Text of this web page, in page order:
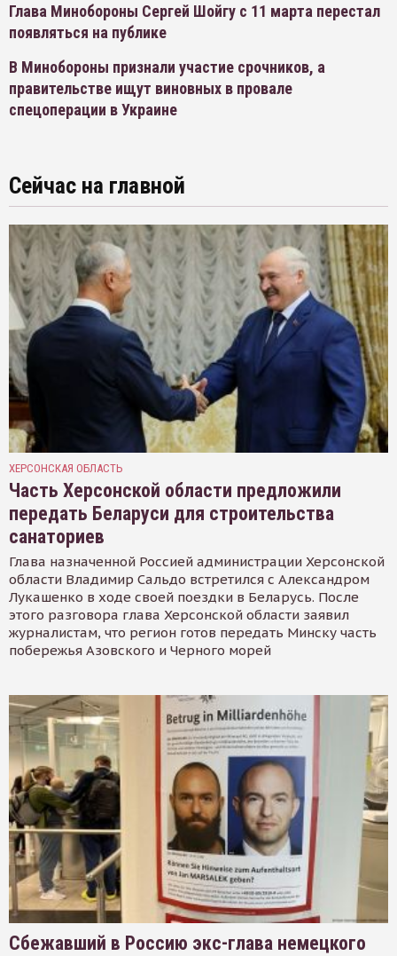
Глава Минобороны Сергей Шойгу с 11 марта перестал
появляться на публике
В Минобороны признали участие срочников, а
правительстве ищут виновных в провале
спецоперации в Украине
Сейчас на главной
ХЕРСОНСКАЯ ОБЛАСТЬ
Часть Херсонской области предложили
передать Беларуси для строительства
санаториев
Глава назначенной Россией администрации Херсонской
области Владимир Сальдо встретился с Александром
Лукашенко в ходе своей поездки в Беларусь. После
этого разговора глава Херсонской области заявил
журналистам, что регион готов передать Минску часть
побережья Азовского и Черного морей
Сбежавший в Россию экс-глава немецкого